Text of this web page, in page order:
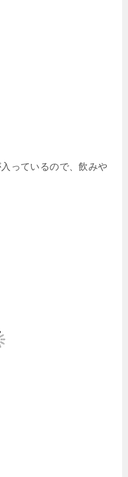
っているので、飲みや